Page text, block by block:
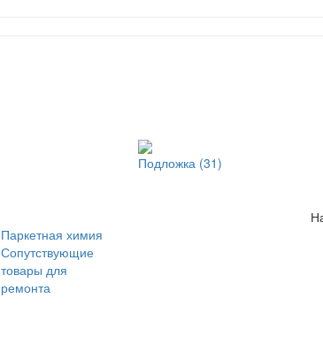
Подложка (31)
Паркетная химия
Сопутствующие
товары для
ремонта